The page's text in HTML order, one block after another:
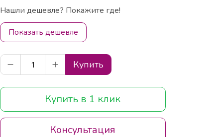
Нашли дешевле? Покажите где!
Показать дешевле
Купить
Купить в 1 клик
Консультация